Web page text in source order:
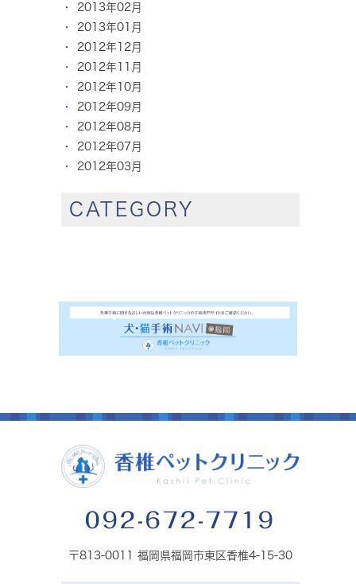
2013年02月
2013年01月
2012年12月
2012年11月
2012年10月
2012年09月
2012年08月
2012年07月
2012年03月
CATEGORY
092-672-7719
〒813-0011 福岡県福岡市東区香椎4-15-30